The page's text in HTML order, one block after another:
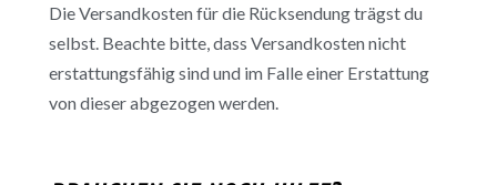
Die Versandkosten für die Rücksendung trägst du
selbst. Beachte bitte, dass Versandkosten nicht
erstattungsfähig sind und im Falle einer Erstattung
von dieser abgezogen werden.